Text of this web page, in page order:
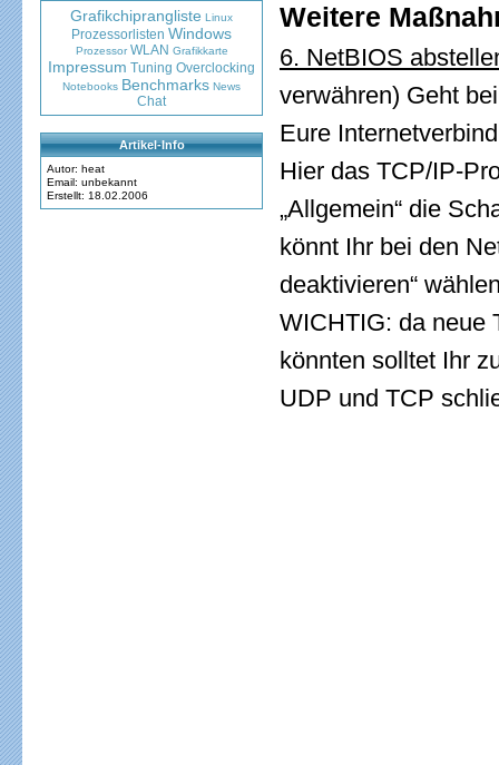
Grafikchiprangliste Linux
Prozessorlisten Windows
Prozessor WLAN Grafikkarte
Impressum Tuning Overclocking
Notebooks Benchmarks News
Chat
Artikel-Info
Autor: heat
Email: unbekannt
Erstellt: 18.02.2006
Weitere
6. NetBIOS
verwähren) Geht
Eure
Hier das TCP/IP-
„Allgemein“ die
könnt Ihr bei den
deaktivieren“
WICHTIG: da neue
könnten solltet Ihr
UDP und TCP